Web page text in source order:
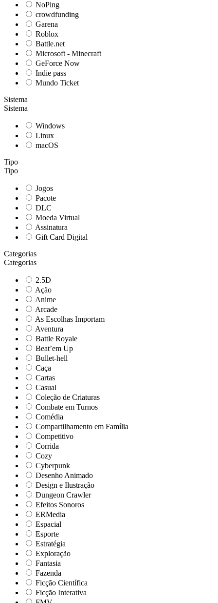
NoPing
crowdfunding
Garena
Roblox
Battle.net
Microsoft - Minecraft
GeForce Now
Indie pass
Mundo Ticket
Sistema
Sistema
Windows
Linux
macOS
Tipo
Tipo
Jogos
Pacote
DLC
Moeda Virtual
Assinatura
Gift Card Digital
Categorias
Categorias
2.5D
Ação
Anime
Arcade
As Escolhas Importam
Aventura
Battle Royale
Beat’em Up
Bullet-hell
Caça
Cartas
Casual
Coleção de Criaturas
Combate em Turnos
Comédia
Compartilhamento em Família
Competitivo
Corrida
Cozy
Cyberpunk
Desenho Animado
Design e Ilustração
Dungeon Crawler
Efeitos Sonoros
ERMedia
Espacial
Esporte
Estratégia
Exploração
Fantasia
Fazenda
Ficção Científica
Ficção Interativa